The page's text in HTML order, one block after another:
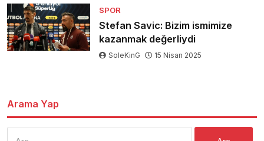
SPOR
Stefan Savic: Bizim ismimize
kazanmak değerliydi
SoleKinG 15 Nisan 2025
Arama Yap